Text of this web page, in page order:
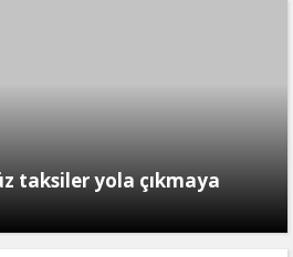
taksiler yola çıkmaya